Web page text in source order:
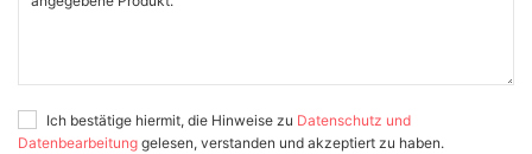
Ich bestätige hiermit, die Hinweise zu Datenschutz und
Datenbearbeitung gelesen, verstanden und akzeptiert zu haben.